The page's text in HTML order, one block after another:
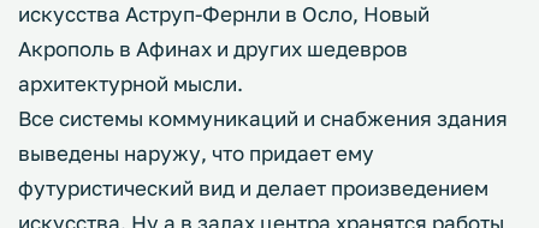
искусства Аструп-Фернли в Осло, Новый
Акрополь в Афинах и других шедевров
архитектурной мысли.
Все системы коммуникаций и снабжения здания
выведены наружу, что придает ему
футуристический вид и делает произведением